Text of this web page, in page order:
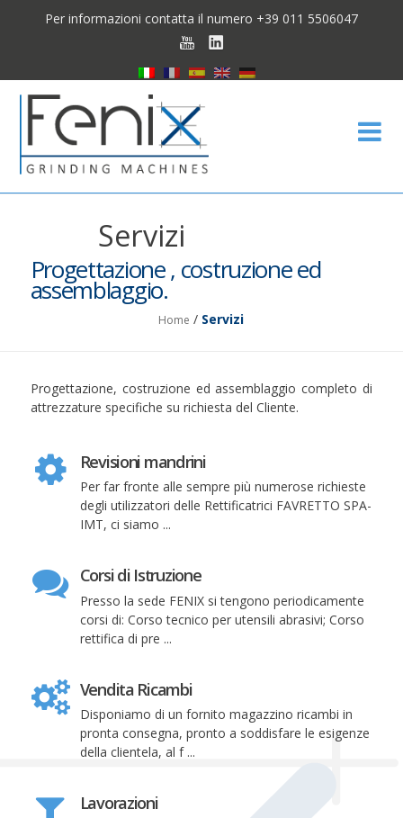
Per informazioni contatta il numero +39 011 5506047
Servizi
Progettazione , costruzione ed
assemblaggio.
Home / Servizi
Progettazione, costruzione ed assemblaggio completo di
attrezzature specifiche su richiesta del Cliente.
Revisioni mandrini
Per far fronte alle sempre più numerose richieste
degli utilizzatori delle Rettificatrici FAVRETTO SPA-
IMT, ci siamo ...
Corsi di Istruzione
Presso la sede FENIX si tengono periodicamente
corsi di: Corso tecnico per utensili abrasivi; Corso
rettifica di pre ...
Vendita Ricambi
Disponiamo di un fornito magazzino ricambi in
pronta consegna, pronto a soddisfare le esigenze
della clientela, al f ...
Lavorazioni